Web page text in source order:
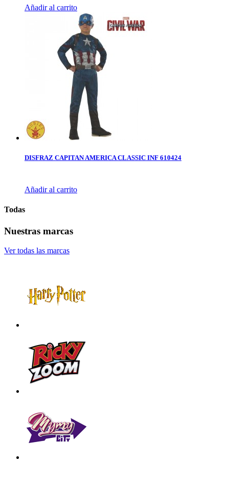
Añadir al carrito
DISFRAZ CAPITAN AMERICA CLASSIC INF 610424
Añadir al carrito
Todas
Nuestras marcas
Ver todas las marcas